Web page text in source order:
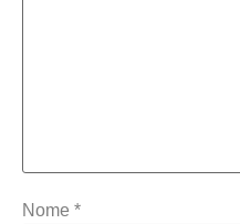
Nome *